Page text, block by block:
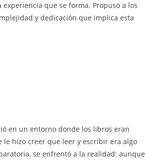
que se forma. Propuso a los
y dedicación que implica esta
en un entorno donde los libros eran
hizo creer que leer y escribir era algo
se enfrentó a la realidad: aunque